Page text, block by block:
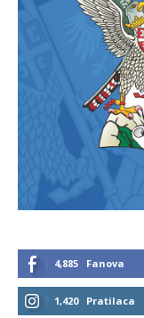
4,885 Fanova
1,420 Pratilaca